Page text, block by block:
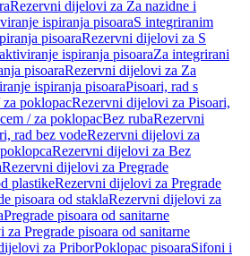
Rezervni dijelovi za Za nazidne i
ispiranja pisoaraS integriranim
pisoaraRezervni dijelovi za S
ispiranja pisoaraZa integrirani
pisoaraRezervni dijelovi za Za
ispiranja pisoaraPisoari, rad s
poklopacRezervni dijelovi za Pisoari,
/ za poklopacBez rubaRezervni
rad bez vodeRezervni dijelovi za
Rezervni dijelovi za Bez
Rezervni dijelovi za Pregrade
plastikeRezervni dijelovi za Pregrade
pisoara od staklaRezervni dijelovi za
Pregrade pisoara od sanitarne
Pregrade pisoara od sanitarne
za PriborPoklopac pisoaraSifoni i